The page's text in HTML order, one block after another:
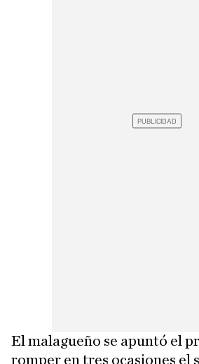
El malagueño se apuntó el
romper en tres ocasiones el